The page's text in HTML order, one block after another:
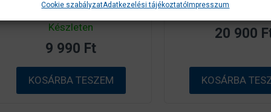
Cookie szabályzatAdatkezelési tájékoztató Impresszum
0
a
5
-
ő
l
Készleten
9 990 Ft
KOSÁRBA TESZEM
0
5
-
l
Készleten
20 900
KOSÁRBA